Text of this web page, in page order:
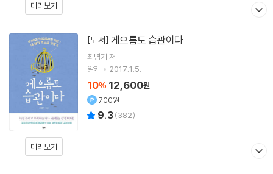
미리보기
미리보기
[도서] 게으름도 습관이다
최명기 저
알키
2017.1.5.
10% 12,600원
700원
9.3(382)